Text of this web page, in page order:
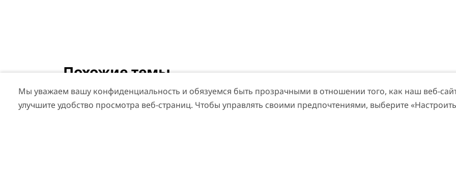
Мы уважаем вашу конфиденциальность и обязуемся быть прозрачными в отношении того, как наш веб-
улучшите удобство просмотра веб-страниц. Чтобы управлять своими предпочтениями, выберите
Похожие темы
# Эмоции #Гастрономический фестиваль Dubai Food Festival #Еда и